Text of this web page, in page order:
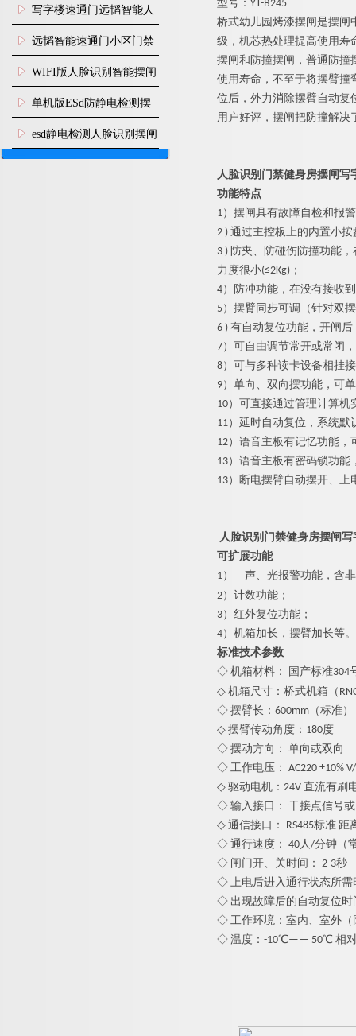
防尾随静音速通门
写字楼速通门远韬智能人
脸识别快速通道闸
远韬智能速通门小区门禁
闸机食堂消费摆闸
WIFI版人脸识别智能摆闸
机
单机版ESd防静电检测摆
闸机
esd静电检测人脸识别摆闸
安装
型号：YT-B245
桥式幼儿园烤漆摆闸是摆闸
级，机芯热处理提高使用寿
摆闸和防撞摆闸，普通防撞
使用寿命，不至于将摆臂撞
位后，外力消除摆臂自动复
用户好评，摆闸把防撞解决
人脸识别门禁健身房摆闸写
功能特点
1） 摆闸具有故障自检和报
2 ) 通过主控板上的内置小
3 ) 防夹、防碰伤防撞功能
力度很小(≤2Kg)；
4）防冲功能，在没有接收
5）摆臂同步可调（针对双
6 ) 有自动复位功能，开闸
7）可自由调节常开或常闭
8）可与多种读卡设备相挂
9）单向、双向摆功能，可
10）可直接通过管理计算机
11）延时自动复位，系统默
12）语音主板有记忆功能，
13）语音主板有密码锁功
13）断电摆臂自动摆开、
人脸识别门禁健身房摆闸
可扩展功能
1）
声、光报警功能，含
2）计数功能；
3）红外复位功能；
4）机箱加长，摆臂加长等。
标准技术参数
◇ 机箱材料： 国产标准304
◇ 机箱尺寸：桥式机箱（
◇ 摆臂长：600mm（标准）
◇ 摆臂传动角度：180度
◇ 摆动方向： 单向或双向
◇ 工作电压： AC220 ±10% V/
◇ 驱动电机：24V 直流有刷
◇ 输入接口： 干接点信号或
◇ 通信接口： RS485标准 距
◇ 通行速度： 40人/分钟（
◇ 闸门开、关时间： 2-3秒
◇ 上电后进入通行状态所需
◇ 出现故障后的自动复位时
◇ 工作环境：室内、室外（
◇ 温度：-10℃—— 50℃ 相对